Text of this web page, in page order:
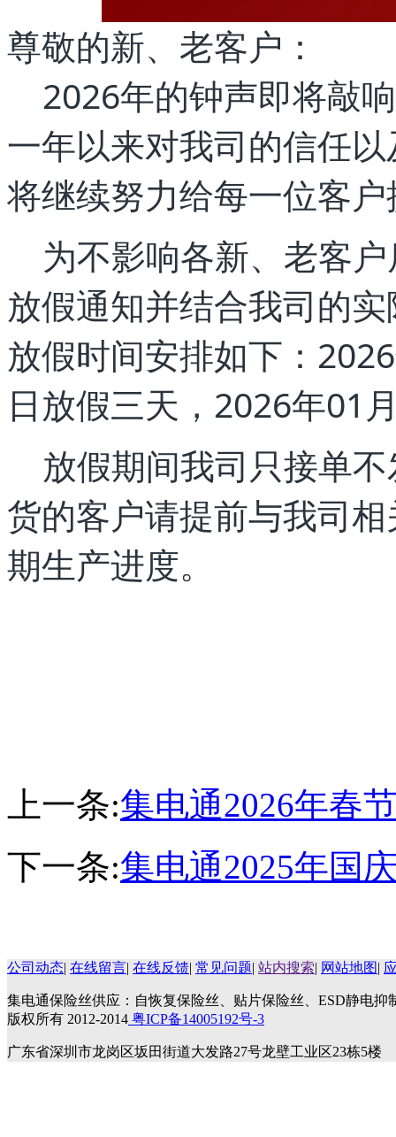
尊敬的新、老客户：
2026年的钟声即将敲
一年以来对我司的信任
将继续努力给每一位客
为不影响各新、老客
放假通知并结合我司的
放假时间安排如下：
日放假三天，2026年01
放假期间我司只接单
货的客户请提前与我司
期生产进度。
上一条:集电通2026年春
下一条:集电通2025年国
公司动态| 在线留言| 在线反馈| 常见问题| 站内搜索| 网站地图 |
集电通保险丝供应：自恢复保险丝、贴片保险丝、ESD静电
版权所有 2012-2014 粤ICP备14005192号-3
广东省深圳市龙岗区坂田街道大发路27号龙壁工业区23栋5楼